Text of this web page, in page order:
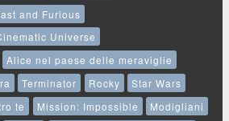
and Furious
Universe
Alice nel paese delle meraviglie
Terminator Rocky
Star Wars
te Mission: Impossible
Modigliani